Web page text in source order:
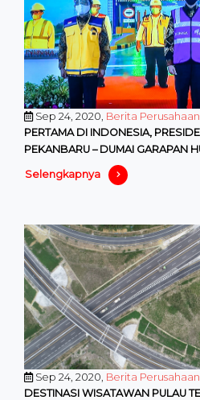
Sep 24, 2020, Berita Perusahaan
PERTAMA DI INDONESIA,
PEKANBARU – DUMAI GARAPAN
VIRTUAL
Selengkapnya
Sep 24, 2020, Berita Perusahaan
DESTINASI WISATAWAN PULAU